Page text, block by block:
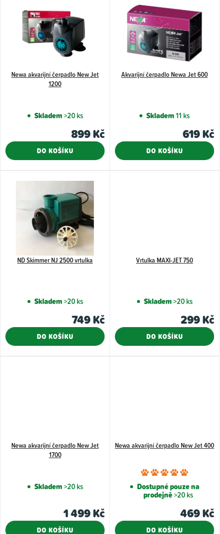
k
t
Newa akvarijní čerpadlo New Jet
1200
Skladem>20 ks
899 Kč
DO KOŠÍKU
Akvarijní čerpadlo Newa Jet 600
Skladem11 ks
619 Kč
DO KOŠÍKU
ND Skimmer NJ 2500 vrtulka
Skladem>20 ks
749 Kč
DO KOŠÍKU
Vrtulka MAXI-JET 750
Skladem>20 ks
299 Kč
DO KOŠÍKU
Newa akvarijní čerpadlo New Jet
1700
Skladem>20 ks
1 499 Kč
DO KOŠÍKU
Newa akvarijní čerpadlo New Jet 400
je
5,0
Dostupné pouze na
prodejně>20 ks
469 Kč
DO KOŠÍKU